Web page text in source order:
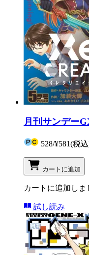
月刊サンデー
528/¥581(税
カートに追加
カートに追加しま
試し読み